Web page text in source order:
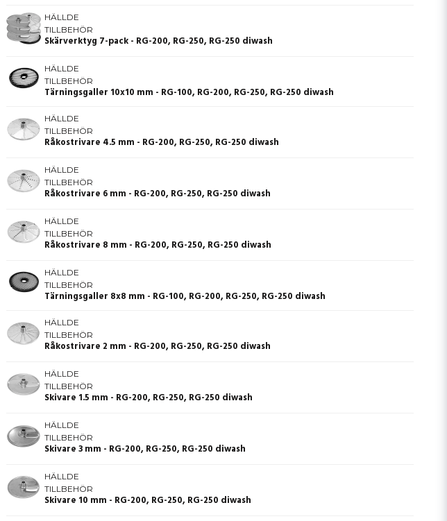
HÄLLDE
TILLBEHÖR
Skärverktyg 7-pack - RG-200, RG-250, RG-250 diwash
HÄLLDE
TILLBEHÖR
Tärningsgaller 10x10 mm - RG-100, RG-200, RG-250, RG-250 diwash
HÄLLDE
TILLBEHÖR
Råkostrivare 4.5 mm - RG-200, RG-250, RG-250 diwash
HÄLLDE
TILLBEHÖR
Råkostrivare 6 mm - RG-200, RG-250, RG-250 diwash
HÄLLDE
TILLBEHÖR
Råkostrivare 8 mm - RG-200, RG-250, RG-250 diwash
HÄLLDE
TILLBEHÖR
Tärningsgaller 8x8 mm - RG-100, RG-200, RG-250, RG-250 diwash
HÄLLDE
TILLBEHÖR
Råkostrivare 2 mm - RG-200, RG-250, RG-250 diwash
HÄLLDE
TILLBEHÖR
Skivare 1.5 mm - RG-200, RG-250, RG-250 diwash
HÄLLDE
TILLBEHÖR
Skivare 3 mm - RG-200, RG-250, RG-250 diwash
HÄLLDE
TILLBEHÖR
Skivare 10 mm - RG-200, RG-250, RG-250 diwash